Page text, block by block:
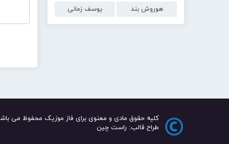
هوروش بند
یوسف زمانی
کلیه حقوق مادی و معنوی برای فاز موزیک محفوظ می
طراح قالب: راست چین